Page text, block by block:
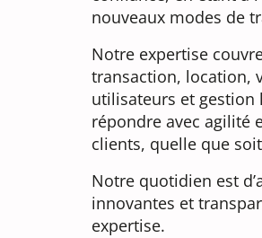
nouveaux modes de
Notre expertise
transaction, location,
utilisateurs et gestion
répondre avec agilité
clients, quelle que
Notre quotidien est
innovantes et
expertise.